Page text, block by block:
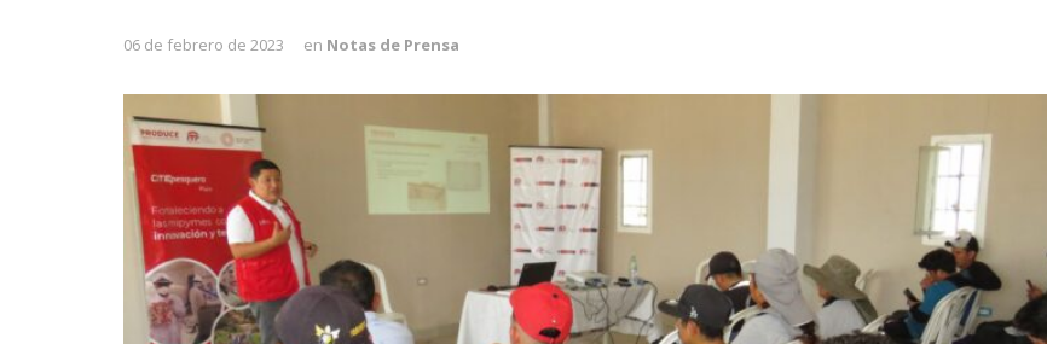
06 de febrero de 2023 en Notas de Prensa